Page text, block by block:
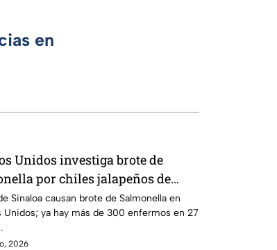
en
Unidos investiga brote de
por chiles jalapeños de
Sinaloa causan brote de Salmonella en
Unidos; ya hay más de 300 enfermos en 27
2026